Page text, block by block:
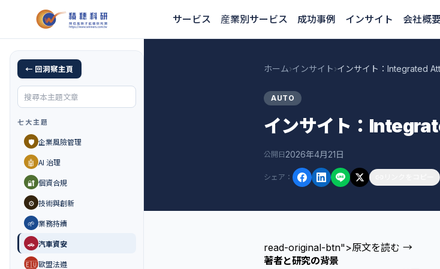
サービス 産業別サービス 成功事例 インサイト 会社概
← 回洞察主頁
七大主題
🛡️ 企業風險管理
🤖 AI 治理
🔐 個資合規
⚙️ 技術與創新
🌱 業務持續
🚗 汽車資安
🇪🇺歐盟法遵
ホーム›インサイト›
AUTO
インサイト：
公開日 2026年4月21日
シェア ：
read-original-btn">原文を読む →
著者と研究の背景